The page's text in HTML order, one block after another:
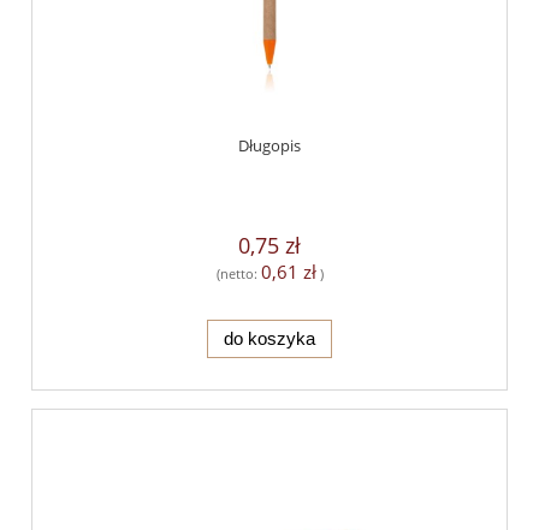
Długopis
0,75 zł
(netto: 0,61 zł)
do koszyka